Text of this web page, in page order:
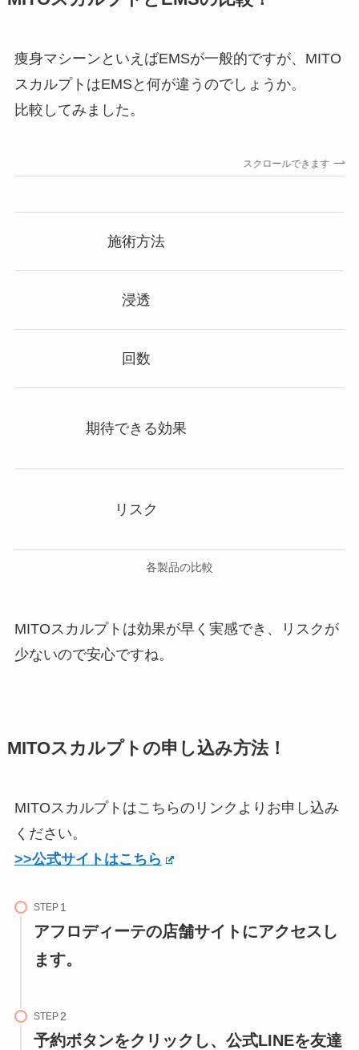
痩身マシーンといえばEMSが一般的ですが、MITO
スカルプトはEMSと何が違うのでしょうか。
比較してみました。
スクロールできます
施術方法
浸透
回数
期待できる効果
リスク
各製品の比較
MITOスカルプトは効果が早く実感でき、リスクが
少ないので安心ですね。
MITOスカルプトの申し込み方法！
MITOスカルプトはこちらのリンクよりお申し込み
ください。
>>公式サイトはこちら
STEP
アフロディーテの店舗サイトにアクセスし
ます。
STEP
予約ボタンをクリックし、公式LINEを友達